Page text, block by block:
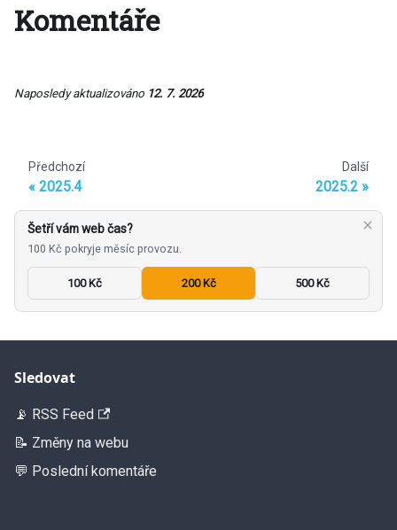
Komentáře
Naposledy aktualizováno 12. 7. 2026
Předchozí
2025.4
Další
2025.2
Šetří vám web čas?
100 Kč pokryje měsíc provozu.
100 Kč 200 Kč 500 Kč
Sledovat
📡 RSS Feed
📝 Změny na webu
💬 Poslední komentáře